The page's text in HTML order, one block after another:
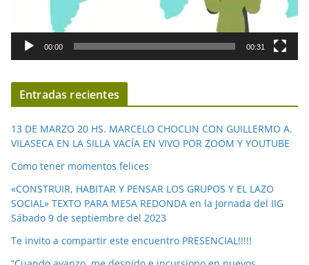
d
í
d
o
00:00 00:31
Entradas recientes
13 DE MARZO 20 HS. MARCELO CHOCLIN CON GUILLERMO A.
VILASECA EN LA SILLA VACÍA EN VIVO POR ZOOM Y YOUTUBE
Como tener momentos felices
«CONSTRUIR, HABITAR Y PENSAR LOS GRUPOS Y EL LAZO
SOCIAL» TEXTO PARA MESA REDONDA en la Jornada del IIG
Sábado 9 de septiembre del 2023
Te invito a compartir este encuentro PRESENCIAL!!!!!